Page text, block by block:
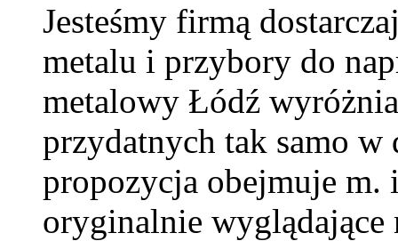
Jesteśmy firmą
metalu i przybory do
metalowy Łódź
przydatnych tak samo w
propozycja obejmuje m.
oryginalnie wyglądające